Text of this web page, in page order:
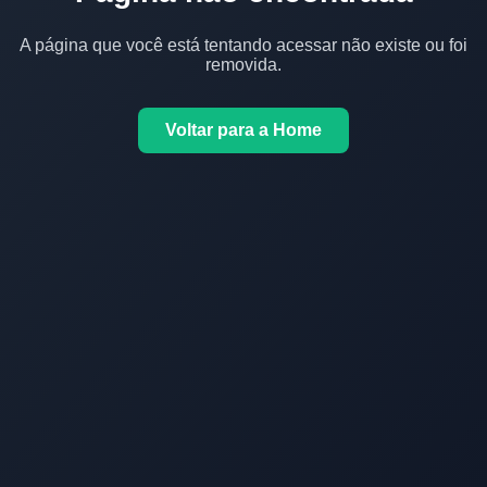
A página que você está tentando acessar não existe ou foi
removida.
Voltar para a Home